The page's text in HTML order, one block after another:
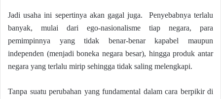
Jadi usaha ini sepertinya akan gagal juga. Penyebabnya terlalu
banyak, mulai dari ego-nasionalisme tiap negara, para
pemimpinnya yang tidak benar-benar kapabel maupun
independen (menjadi boneka negara besar), hingga produk antar
negara yang terlalu mirip sehingga tidak saling melengkapi.
Tanpa suatu perubahan yang fundamental dalam cara berpikir di